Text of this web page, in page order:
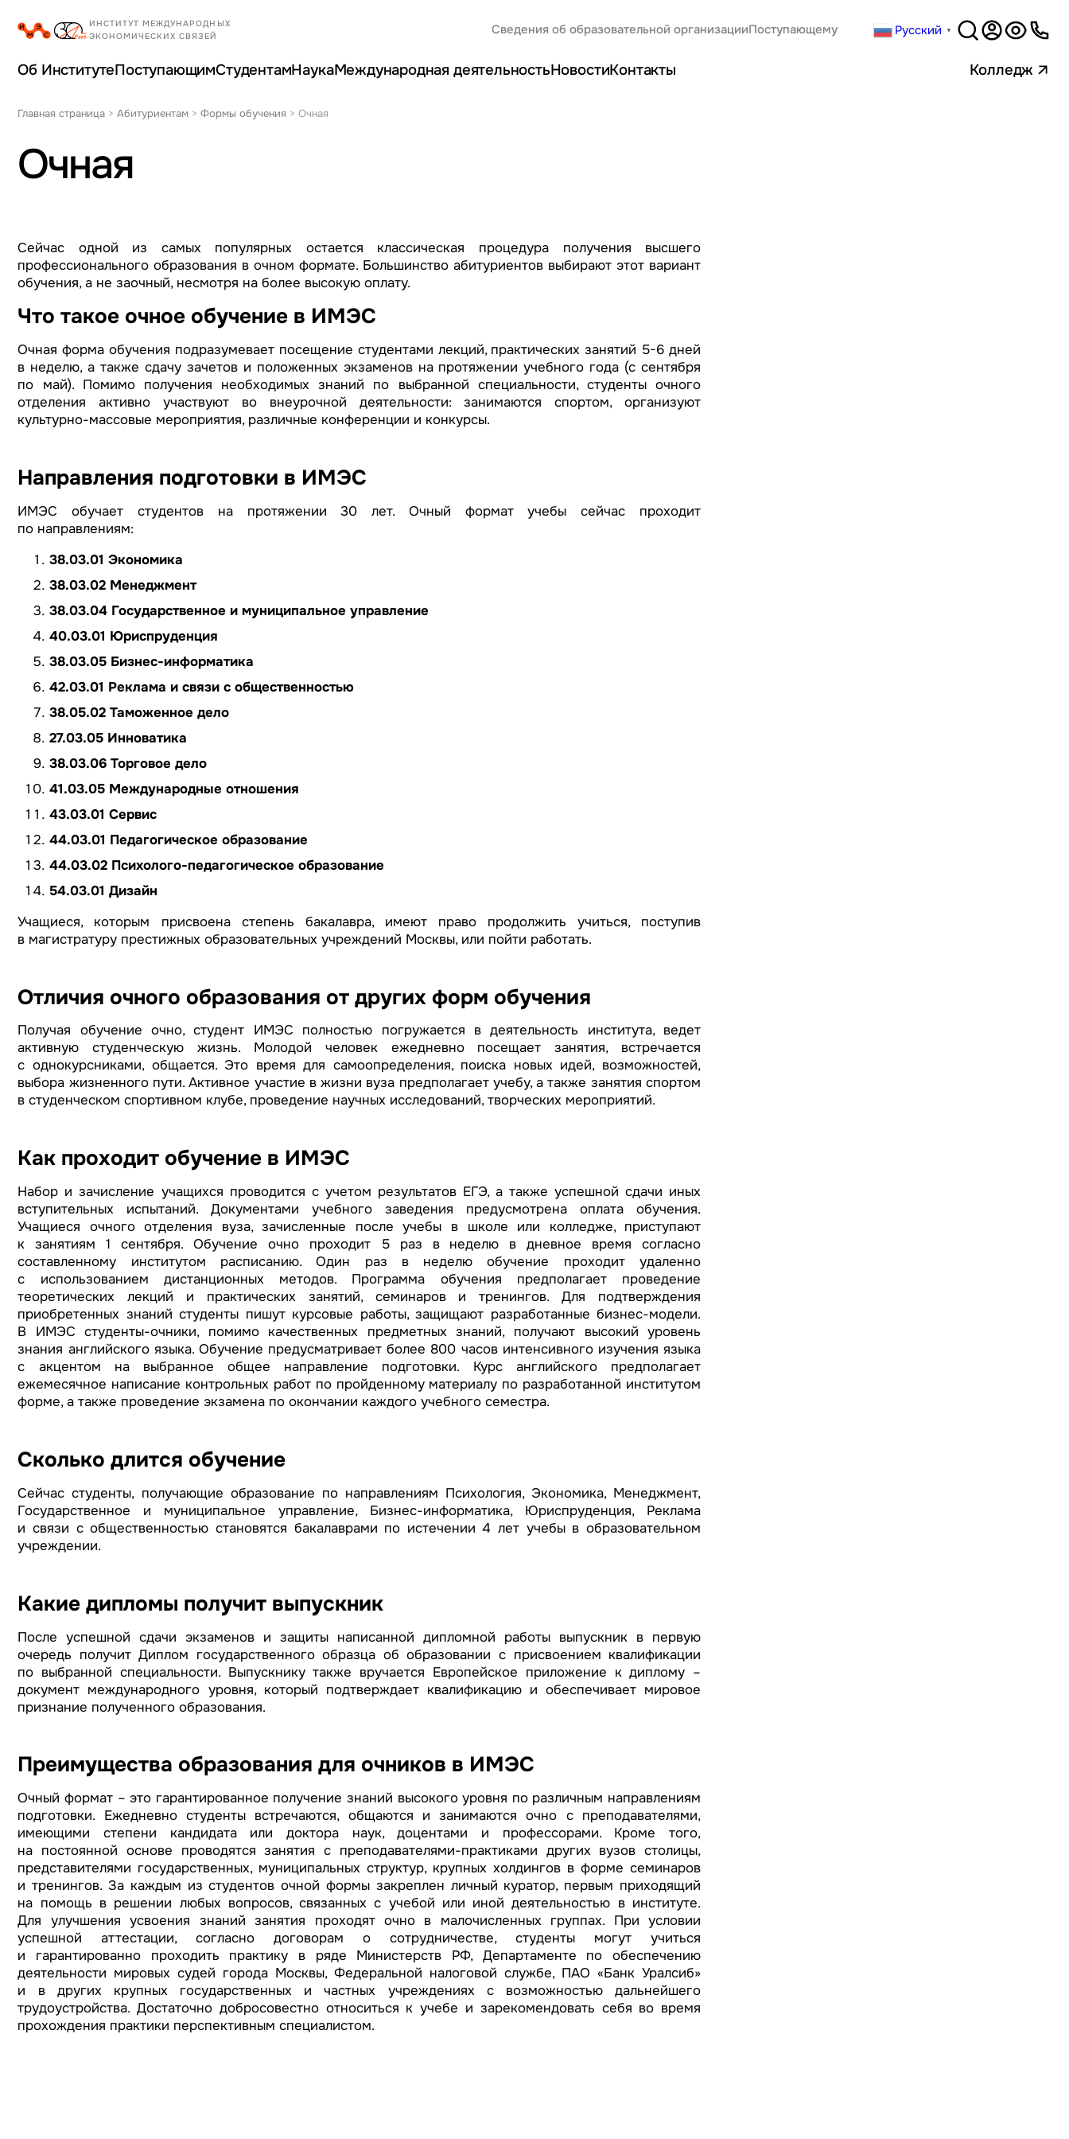
Сведения об образовательной организацииПоступающему Русский ▼ Версия
для
Об ИнститутеПоступающимСтудентамНаукаМеждународная деятельностьНовостиКонтакты Колледж
Главная страница >Абитуриентам >Формы обучения >Очная
Очная
Сейчас одной из самых популярных остается классическая процедура получения высшего
профессионального образования в очном формате. Большинство абитуриентов выбирают этот вариант
обучения, а не заочный, несмотря на более высокую оплату.
Что такое очное обучение в ИМЭС
Очная форма обучения подразумевает посещение студентами лекций, практических занятий 5-6 дней
в неделю, а также сдачу зачетов и положенных экзаменов на протяжении учебного года (с сентября
по май). Помимо получения необходимых знаний по выбранной специальности, студенты очного
отделения активно участвуют во внеурочной деятельности: занимаются спортом, организуют
культурно-массовые мероприятия, различные конференции и конкурсы.
Направления подготовки в ИМЭС
ИМЭС обучает студентов на протяжении 30 лет. Очный формат учебы сейчас проходит
по направлениям:
38.03.01 Экономика
38.03.02 Менеджмент
38.03.04 Государственное и муниципальное управление
40.03.01 Юриспруденция
38.03.05 Бизнес-информатика
42.03.01 Реклама и связи с общественностью
38.05.02 Таможенное дело
27.03.05 Инноватика
38.03.06 Торговое дело
41.03.05 Международные отношения
43.03.01 Сервис
44.03.01 Педагогическое образование
44.03.02 Психолого-педагогическое образование
54.03.01 Дизайн
Учащиеся, которым присвоена степень бакалавра, имеют право продолжить учиться, поступив
в магистратуру престижных образовательных учреждений Москвы, или пойти работать.
Отличия очного образования от других форм обучения
Получая обучение очно, студент ИМЭС полностью погружается в деятельность института, ведет
активную студенческую жизнь. Молодой человек ежедневно посещает занятия, встречается
с однокурсниками, общается. Это время для самоопределения, поиска новых идей, возможностей,
выбора жизненного пути. Активное участие в жизни вуза предполагает учебу, а также занятия спортом
в студенческом спортивном клубе, проведение научных исследований, творческих мероприятий.
Как проходит обучение в ИМЭС
Набор и зачисление учащихся проводится с учетом результатов ЕГЭ, а также успешной сдачи иных
вступительных испытаний. Документами учебного заведения предусмотрена оплата обучения.
Учащиеся очного отделения вуза, зачисленные после учебы в школе или колледже, приступают
к занятиям 1 сентября. Обучение очно проходит 5 раз в неделю в дневное время согласно
составленному институтом расписанию. Один раз в неделю обучение проходит удаленно
с использованием дистанционных методов. Программа обучения предполагает проведение
теоретических лекций и практических занятий, семинаров и тренингов. Для подтверждения
приобретенных знаний студенты пишут курсовые работы, защищают разработанные бизнес-модели.
В ИМЭС студенты-очники, помимо качественных предметных знаний, получают высокий уровень
знания английского языка. Обучение предусматривает более 800 часов интенсивного изучения языка
с акцентом на выбранное общее направление подготовки. Курс английского предполагает
ежемесячное написание контрольных работ по пройденному материалу по разработанной институтом
форме, а также проведение экзамена по окончании каждого учебного семестра.
Сколько длится обучение
Сейчас студенты, получающие образование по направлениям Психология, Экономика, Менеджмент,
Государственное и муниципальное управление, Бизнес-информатика, Юриспруденция, Реклама
и связи с общественностью становятся бакалаврами по истечении 4 лет учебы в образовательном
учреждении.
Какие дипломы получит выпускник
После успешной сдачи экзаменов и защиты написанной дипломной работы выпускник в первую
очередь получит Диплом государственного образца об образовании с присвоением квалификации
по выбранной специальности. Выпускнику также вручается Европейское приложение к диплому –
документ международного уровня, который подтверждает квалификацию и обеспечивает мировое
признание полученного образования.
Преимущества образования для очников в ИМЭС
Очный формат – это гарантированное получение знаний высокого уровня по различным направлениям
подготовки. Ежедневно студенты встречаются, общаются и занимаются очно с преподавателями,
имеющими степени кандидата или доктора наук, доцентами и профессорами. Кроме того,
на постоянной основе проводятся занятия с преподавателями-практиками других вузов столицы,
представителями государственных, муниципальных структур, крупных холдингов в форме семинаров
и тренингов. За каждым из студентов очной формы закреплен личный куратор, первым приходящий
на помощь в решении любых вопросов, связанных с учебой или иной деятельностью в институте.
Для улучшения усвоения знаний занятия проходят очно в малочисленных группах. При условии
успешной аттестации, согласно договорам о сотрудничестве, студенты могут учиться
и гарантированно проходить практику в ряде Министерств РФ, Департаменте по обеспечению
деятельности мировых судей города Москвы, Федеральной налоговой службе, ПАО «Банк Уралсиб»
и в других крупных государственных и частных учреждениях с возможностью дальнейшего
трудоустройства. Достаточно добросовестно относиться к учебе и зарекомендовать себя во время
прохождения практики перспективным специалистом.